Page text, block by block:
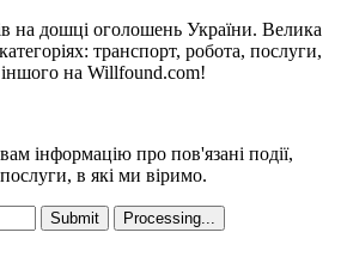
на дошці оголошень України. Велика
транспорт, робота, послуги,
іншого на Willfound.com!
інформацію про пов'язані події,
в які ми віримо.